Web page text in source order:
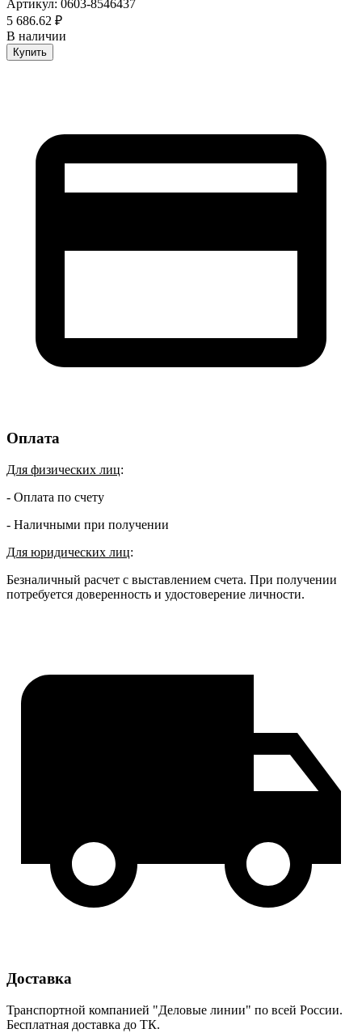
Артикул: 0603-8546437
5 686.62 ₽
В наличии
Купить
Оплата
Для физических лиц:
- Оплата по счету
- Наличными при получении
Для юридических лиц:
Безналичный расчет с выставлением счета. При получении
потребуется доверенность и удостоверение личности.
Доставка
Транспортной компанией "Деловые линии" по всей России.
Бесплатная доставка до ТК.